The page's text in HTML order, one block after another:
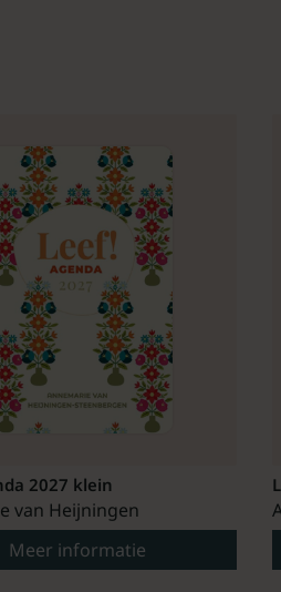
2027 klein
van Heijningen
Meer informatie